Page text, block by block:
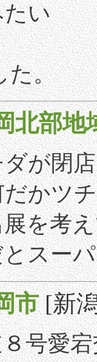
い
た。
北部地
が閉
かツ
を考
スー
市 [新
号愛